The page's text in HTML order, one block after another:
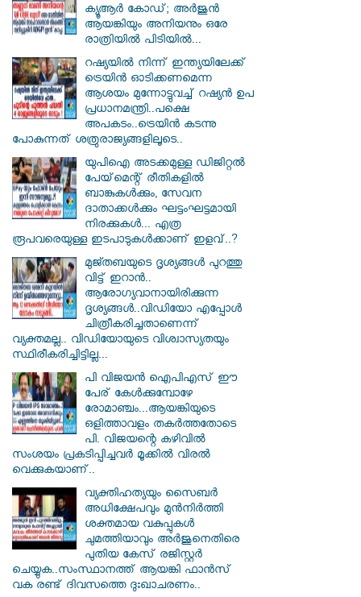
ക്യൂആർ കോഡ്; അർജുൻ
ആയങ്കിയും അനിയനും ഒരേ
രാത്രിയിൽ പിടിയിൽ...
റഷ്യയിൽ നിന്ന് ഇന്ത്യയിലേക്ക്
ട്രെയിൻ ഓടിക്കണമെന്ന
ആശയം മുന്നോട്ടുവച്ച് റഷ്യൻ ഉപ
പ്രധാനമന്ത്രി..പക്ഷെ
അപകടം..ട്രെയിൻ കടന്നു
പോകുന്നത് ശത്രുരാജ്യങ്ങളിലൂടെ..
യുപിഐ അടക്കമുള്ള ഡിജിറ്റല്‍
പേയ്‌മെന്റ് രീതികളില്‍
ബാങ്കുകള്‍ക്കും, സേവന
ദാതാക്കള്‍ക്കും ഘട്ടംഘട്ടമായി
നിരക്കുകള്‍... എത്ര
രൂപവരെയുള്ള ഇടപാടുകള്‍ക്കാണ് ഇളവ്..?
മുജ്തബയുടെ ദൃശ്യങ്ങൾ പുറത്തു
വിട്ട് ഇറാൻ..
ആരോഗ്യവാനായിരിക്കുന്ന
ദൃശ്യങ്ങൾ..വിഡിയോ എപ്പോൾ
ചിത്രീകരിച്ചതാണെന്ന്
വ്യക്തമല്ല.. വിഡിയോയുടെ വിശ്വാസ്യതയും
സ്ഥിരീകരിച്ചിട്ടില്ല...
പി വിജയന്‍ ഐപിഎസ് ഈ
പേര് കേൾക്കുമ്പോഴേ
രോമാഞ്ചം...ആയങ്കിയുടെ
ഒളിത്താവളം തകര്‍ത്തതോടെ
പി. വിജയന്റെ കഴിവില്‍
സംശയം പ്രകടിപ്പിച്ചവര്‍ മൂക്കില്‍ വിരല്‍
വെക്കുകയാണ്..
വ്യക്തിഹത്യയും സൈബര്‍
അധിക്ഷേപവും മുന്‍നിര്‍ത്തി
ശക്തമായ വകുപ്പുകള്‍
ചുമത്തിയാവും അർജുനെതിരെ
പുതിയ കേസ് രജിസ്റ്റര്‍
ചെയ്യുക..സംസ്ഥാനത്ത് ആയങ്കി ഫാൻസ്
വക രണ്ട് ദിവസത്തെ ദുഃഖാചരണം..